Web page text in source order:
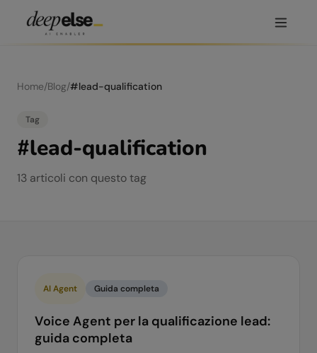
Home/Blog/#lead-qualification
Tag
#lead-qualification
13 articoli con questo tag
AI Agent Guida completa
Voice Agent per la qualificazione lead:
guida completa